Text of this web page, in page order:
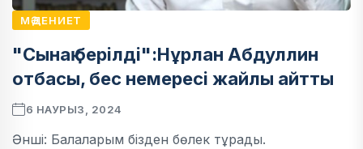
МӘДЕНИЕТ
"Сынақ берілді":Нұрлан Абдуллин
отбасы, бес немересі жайлы айтты
6 НАУРЫЗ, 2024
Әнші: Балаларым бізден бөлек тұрады.